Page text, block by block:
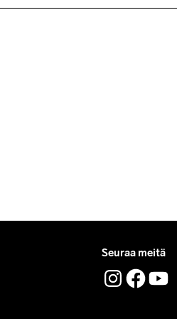
Seuraa meitä